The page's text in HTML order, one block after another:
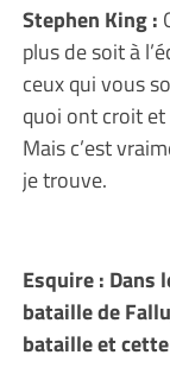
Stephen King :
plus de soit à
ceux qui vous
quoi ont croit et
Mais c’est
je trouve.
Esquire :
bataille de
bataille et